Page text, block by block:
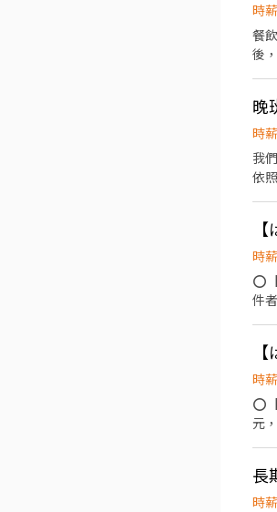
時
餐
後，收
晚
時
我們
依照流程與標
時
⭕【
件者
潑
們
提
全
時
⭕【上
元，考
ＯＰ專
是"
長
時